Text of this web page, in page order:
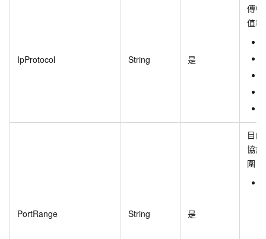
IpProtocol String 是
傳輸
值範
PortRange String 是
目
協議
圍：